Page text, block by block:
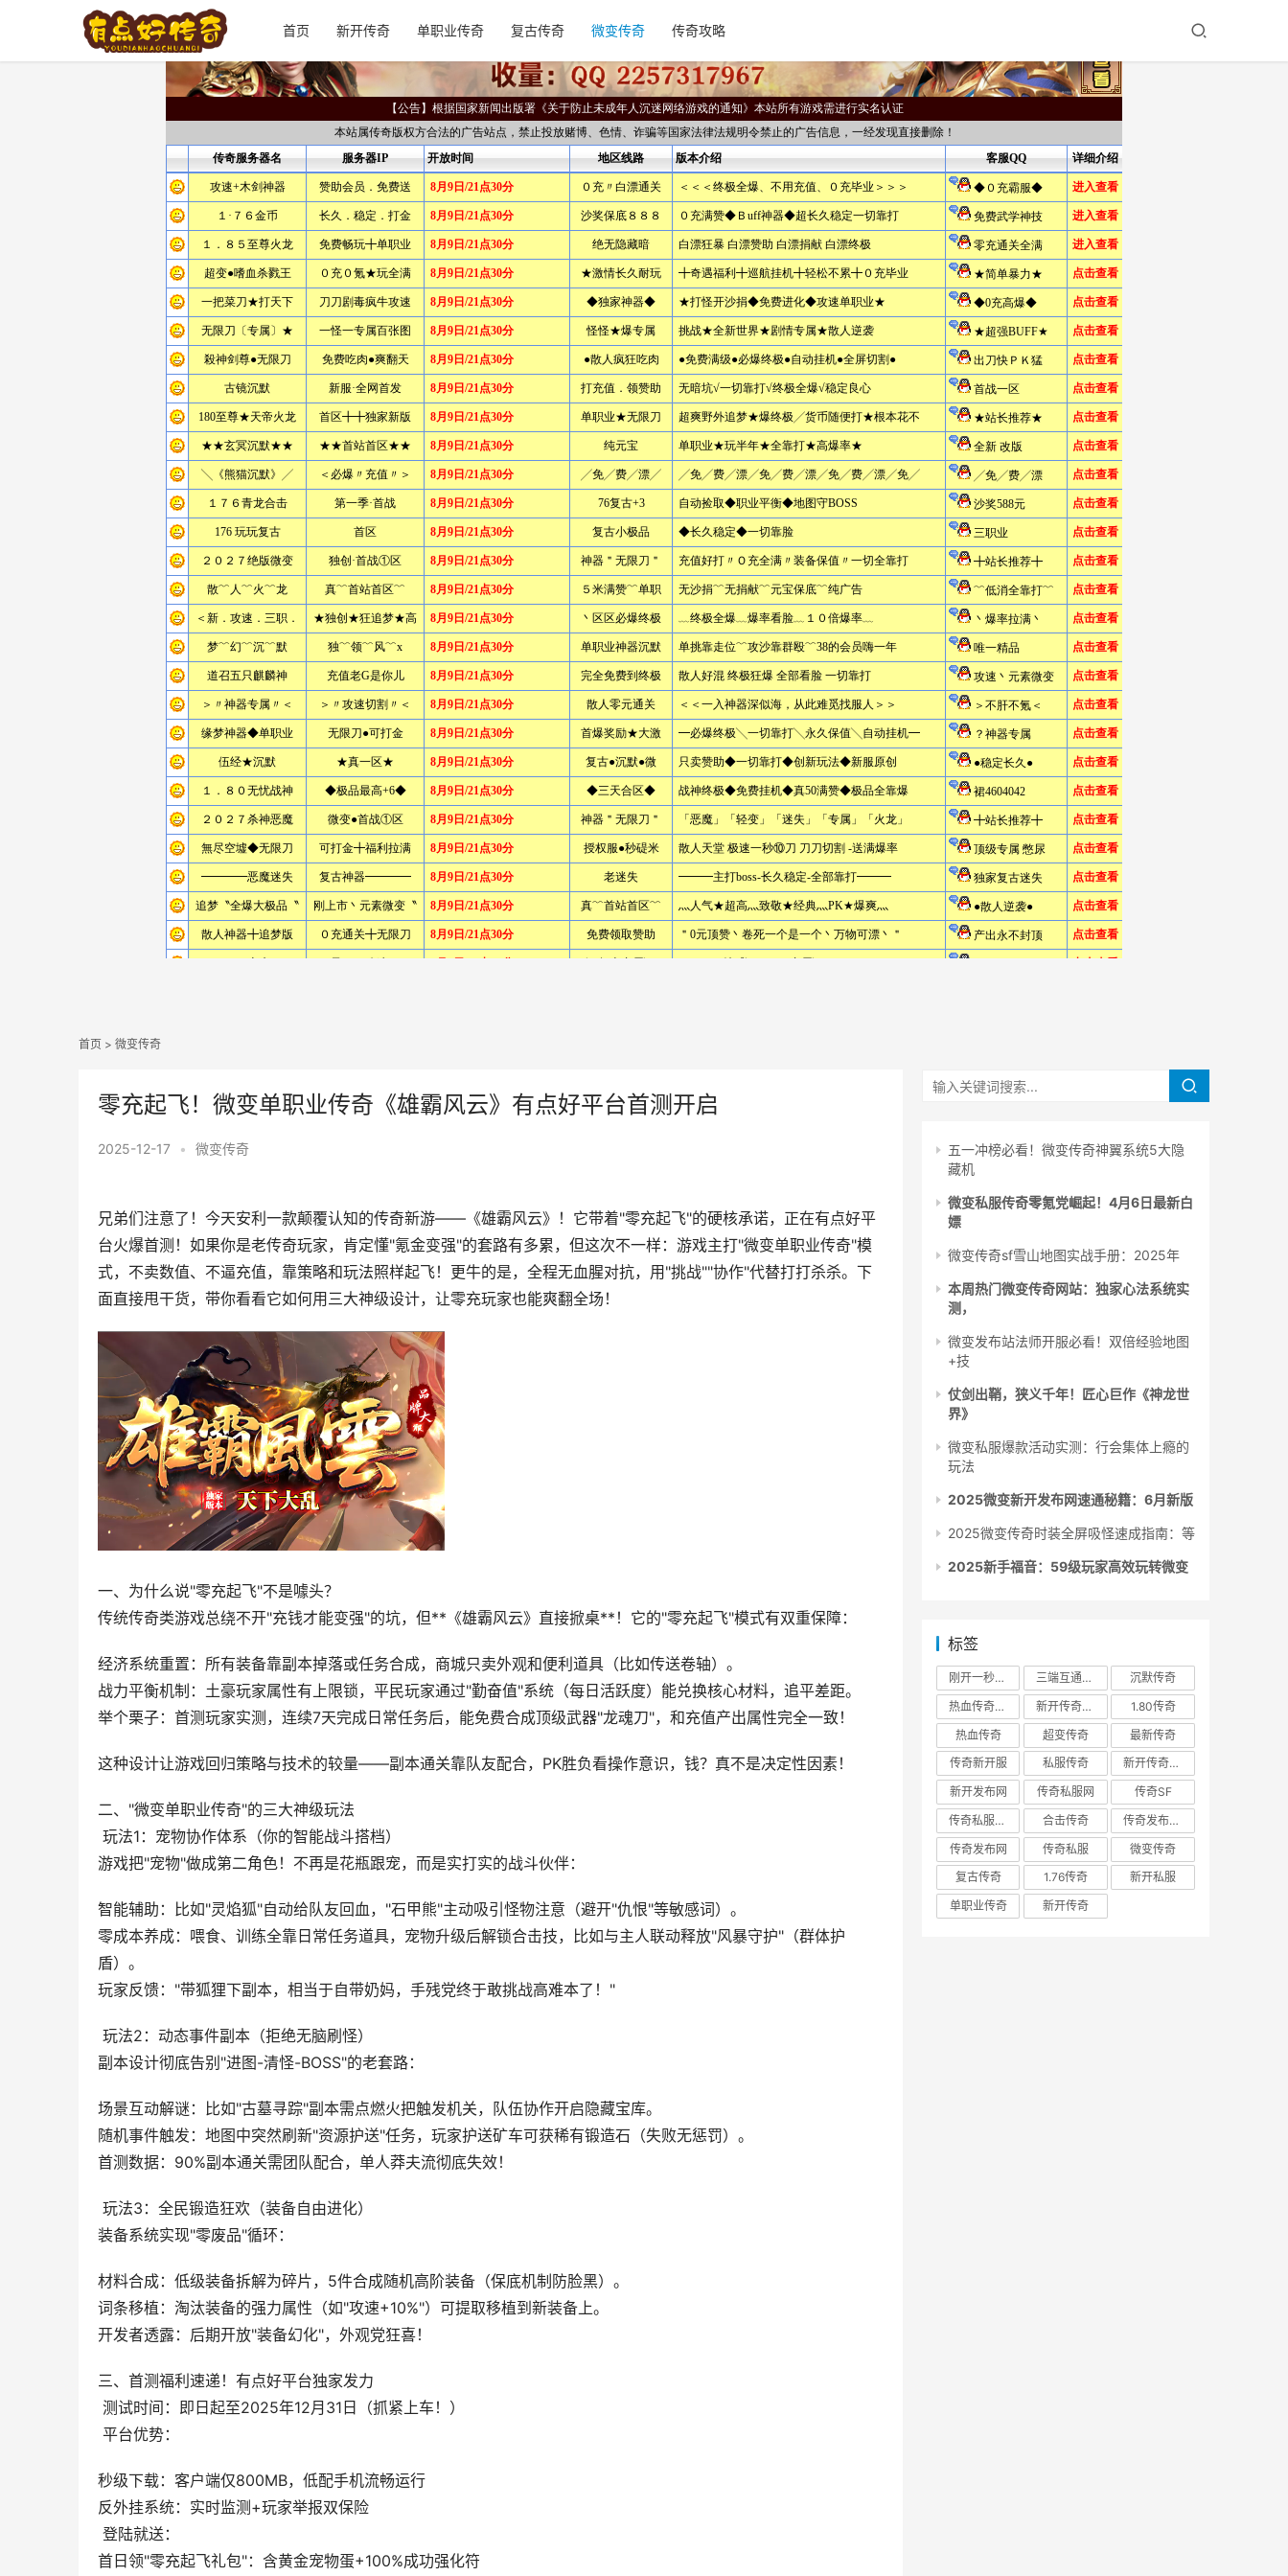
首页 新开传奇 单职业传奇 复古传奇 微变传奇 传奇攻略
首页 > 微变传奇
零充起飞！微变单职业传奇《雄霸风云》有点好平台首测开启
2025-12-17 • 微变传奇
兄弟们注意了！今天安利一款颠覆认知的传奇新游——《雄霸风云》！它带着"零充起飞"的硬核承诺，正在有点好平
台火爆首测！如果你是老传奇玩家，肯定懂"氪金变强"的套路有多累，但这次不一样：游戏主打"微变单职业传奇"模
式，不卖数值、不逼充值，靠策略和玩法照样起飞！更牛的是，全程无血腥对抗，用"挑战""协作"代替打打杀杀。下
面直接甩干货，带你看看它如何用三大神级设计，让零充玩家也能爽翻全场！
一、为什么说"零充起飞"不是噱头？
传统传奇类游戏总绕不开"充钱才能变强"的坑，但**《雄霸风云》直接掀桌**！它的"零充起飞"模式有双重保障：
经济系统重置：所有装备靠副本掉落或任务合成，商城只卖外观和便利道具（比如传送卷轴）。
战力平衡机制：土豪玩家属性有上限锁，平民玩家通过"勤奋值"系统（每日活跃度）能兑换核心材料，追平差距。
举个栗子：首测玩家实测，连续7天完成日常任务后，能免费合成顶级武器"龙魂刀"，和充值产出属性完全一致！
这种设计让游戏回归策略与技术的较量——副本通关靠队友配合，PK胜负看操作意识，钱？真不是决定性因素！
二、"微变单职业传奇"的三大神级玩法
玩法1：宠物协作体系（你的智能战斗搭档）
游戏把"宠物"做成第二角色！不再是花瓶跟宠，而是实打实的战斗伙伴：
智能辅助：比如"灵焰狐"自动给队友回血，"石甲熊"主动吸引怪物注意（避开"仇恨"等敏感词）。
零成本养成：喂食、训练全靠日常任务道具，宠物升级后解锁合击技，比如与主人联动释放"风暴守护"（群体护
盾）。
玩家反馈："带狐狸下副本，相当于自带奶妈，手残党终于敢挑战高难本了！"
玩法2：动态事件副本（拒绝无脑刷怪）
副本设计彻底告别"进图-清怪-BOSS"的老套路：
场景互动解谜：比如"古墓寻踪"副本需点燃火把触发机关，队伍协作开启隐藏宝库。
随机事件触发：地图中突然刷新"资源护送"任务，玩家护送矿车可获稀有锻造石（失败无惩罚）。
首测数据：90%副本通关需团队配合，单人莽夫流彻底失效！
玩法3：全民锻造狂欢（装备自由进化）
装备系统实现"零废品"循环：
材料合成：低级装备拆解为碎片，5件合成随机高阶装备（保底机制防脸黑）。
词条移植：淘汰装备的强力属性（如"攻速+10%"）可提取移植到新装备上。
开发者透露：后期开放"装备幻化"，外观党狂喜！
三、首测福利速递！有点好平台独家发力
测试时间：即日起至2025年12月31日（抓紧上车！）
平台优势：
秒级下载：客户端仅800MB，低配手机流畅运行
反外挂系统：实时监测+玩家举报双保险
登陆就送：
首日领"零充起飞礼包"：含黄金宠物蛋+100%成功强化符
五一冲榜必看！微变传奇神翼系统5大隐
藏机
微变私服传奇零氪党崛起！4月6日最新白
嫖
微变传奇sf雪山地图实战手册：2025年
本周热门微变传奇网站：独家心法系统实
测，
微变发布站法师开服必看！双倍经验地图
+技
仗剑出鞘，狭义千年！匠心巨作《神龙世
界》
微变私服爆款活动实测：行会集体上瘾的
玩法
2025微变新开发布网速通秘籍：6月新版
2025微变传奇时装全屏吸怪速成指南：等
2025新手福音：59级玩家高效玩转微变
标签
刚开一秒传奇 三端互通传奇
沉默传奇
热血传奇私服
新开传奇私服
1.80传奇
热血传奇
超变传奇
最新传奇
传奇新开服
私服传奇
新开传奇网站
新开发布网
传奇私服网
传奇SF
传奇私服发布网
合击传奇
传奇发布网新开服
传奇发布网
传奇私服
微变传奇
复古传奇
1.76传奇
新开私服
单职业传奇
新开传奇